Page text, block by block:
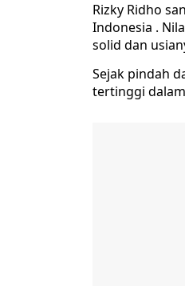
Rizky Ridho
Indonesia .
solid dan
Sejak pindah
tertinggi dalam